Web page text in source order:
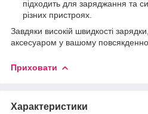
підходить для заряджання та
різних пристроях.
Завдяки високій швидкості
аксесуаром у вашому
Приховати
Характеристики